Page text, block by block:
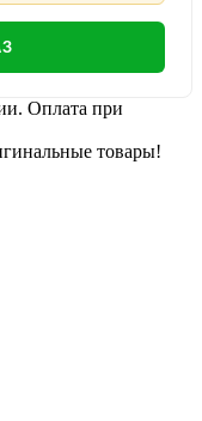
Оплата при
товары!